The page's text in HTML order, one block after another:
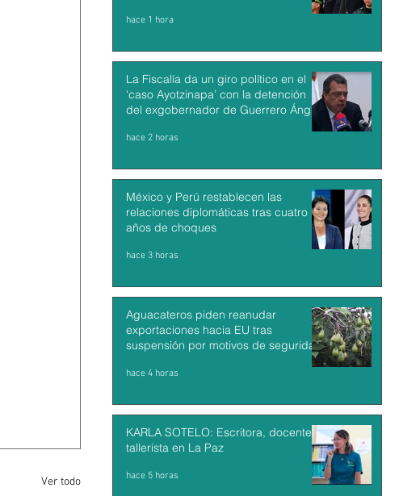
Ver todo
hace 1 hora
La Fiscalía da un giro político en el
‘caso Ayotzinapa’ con la detención
del exgobernador de Guerrero Ángel
hace 2 horas
México y Perú restablecen las
relaciones diplomáticas tras cuatro
años de choques
hace 3 horas
Aguacateros piden reanudar
exportaciones hacia EU tras
suspensión por motivos de seguridad
hace 4 horas
KARLA SOTELO: Escritora, docente y
tallerista en La Paz
hace 5 horas